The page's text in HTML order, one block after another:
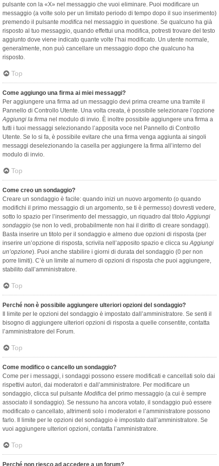
pulsante con la «X» nel messaggio che vuoi eliminare. Puoi modificare un
messaggio (a volte solo per un limitato periodo di tempo dopo il suo inserimento)
premendo il pulsante modifica nel messaggio in questione. Se qualcuno ha già
risposto al tuo messaggio, quando effettui una modifica, potresti trovare del testo
aggiunto dove viene indicato quante volte l’hai modificato. Un utente normale,
generalmente, non può cancellare un messaggio dopo che qualcuno ha
risposto.
Top
Come aggiungo una firma ai miei messaggi?
Per aggiungere una firma ad un messaggio devi prima crearne una tramite il
Pannello di Controllo Utente. Una volta creata, è possibile selezionare l’opzione
Aggiungi la firma nel modulo di invio. È inoltre possibile aggiungere una firma a
tutti i tuoi messaggi selezionando l’apposita voce nel Pannello di Controllo
Utente. Se lo si fa, è possibile evitare che una firma venga aggiunta ai singoli
messaggi deselezionando la casella per aggiungere la firma all’interno del
modulo di invio.
Top
Come creo un sondaggio?
Creare un sondaggio è facile: quando inizi un nuovo argomento (o quando
modifichi il primo messaggio di un argomento, se ti è permesso) dovresti vedere,
sotto lo spazio per l’inserimento del messaggio, un riquadro dal titoloAggiungi
sondaggio (se non lo vedi, probabilmente non hai il diritto di creare sondaggi).
Basta inserire un titolo per il sondaggio e almeno due opzioni di risposta (per
inserire un’opzione di risposta, scrivila nell’apposito spazio e clicca suAggiungi
un’opzione). Puoi anche stabilire i giorni di durata del sondaggio (0 per non
porre limiti). C’è un limite al numero di opzioni di risposta che puoi aggiungere,
stabilito dall’amministratore.
Top
Perché non è possibile aggiungere ulteriori opzioni del sondaggio?
Il limite per le opzioni del sondaggio è impostato dall’amministratore. Se senti il
bisogno di aggiungere ulteriori opzioni di risposta a quelle consentite, contatta
l’amministratore del Forum.
Top
Come modifico o cancello un sondaggio?
Come per i messaggi, i sondaggi possono essere modificati e cancellati solo dai
rispettivi autori, dai moderatori e dall’amministratore. Per modificare un
sondaggio, clicca sul pulsante Modifica del primo messaggio (a cui è sempre
associato il sondaggio). Se nessuno ha ancora votato, il sondaggio può essere
modificato o cancellato, altrimenti solo i moderatori e l’amministratore possono
farlo. Il limite per le opzioni del sondaggio è impostato dall’amministratore. Se
vuoi aggiungere ulteriori opzioni, contatta l’amministratore.
Top
Perché non riesco ad accedere a un forum?